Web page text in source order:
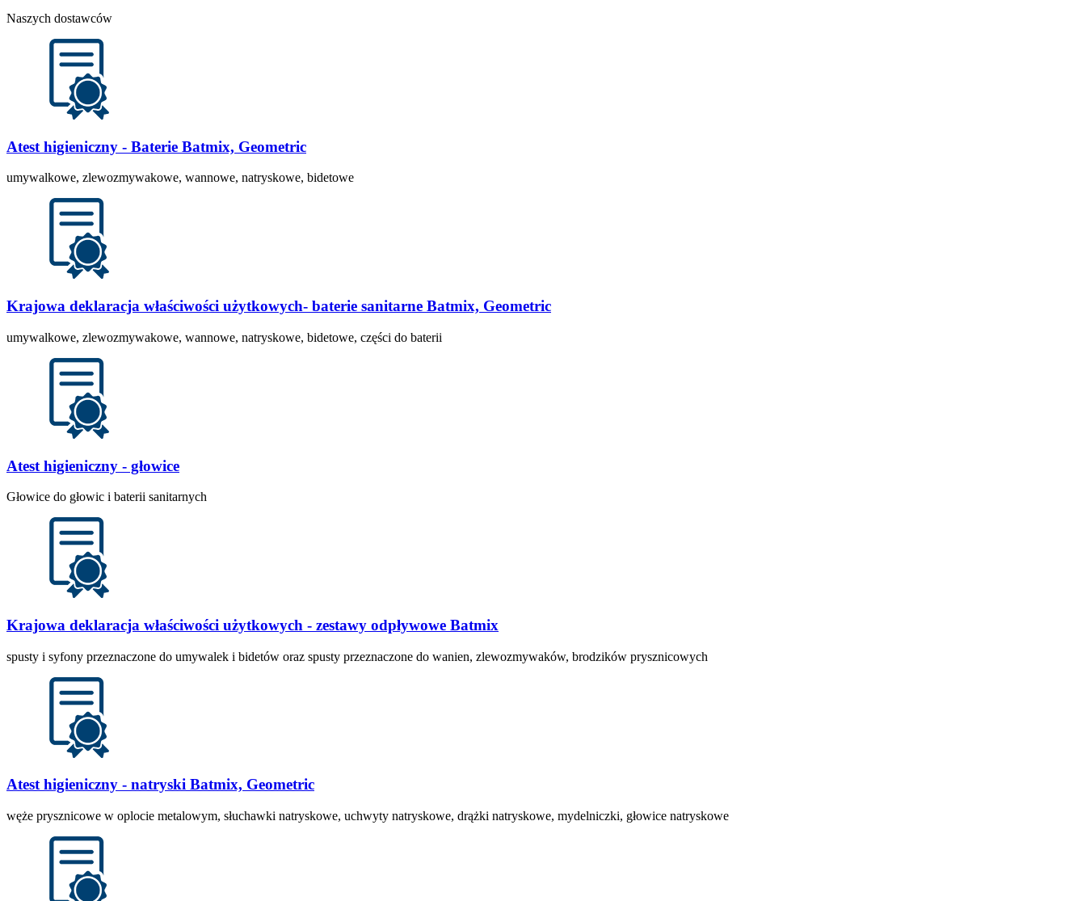
Naszych dostawców
Atest higieniczny - Baterie Batmix, Geometric
umywalkowe, zlewozmywakowe, wannowe, natryskowe, bidetowe
Krajowa deklaracja właściwości użytkowych- baterie sanitarne Batmix, Geometric
umywalkowe, zlewozmywakowe, wannowe, natryskowe, bidetowe, części do baterii
Atest higieniczny - głowice
Głowice do głowic i baterii sanitarnych
Krajowa deklaracja właściwości użytkowych - zestawy odpływowe Batmix
spusty i syfony przeznaczone do umywalek i bidetów oraz spusty przeznaczone do wanien, zlewozmywaków, brodzików prysznicowych
Atest higieniczny - natryski Batmix, Geometric
węże prysznicowe w oplocie metalowym, słuchawki natryskowe, uchwyty natryskowe, drążki natryskowe, mydelniczki, głowice natryskowe